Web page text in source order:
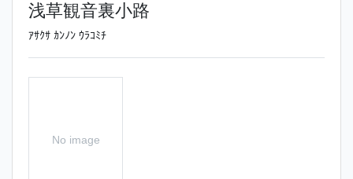
浅草観音裏小路
ｱｻｸｻ ｶﾝﾉﾝ ｳﾗｺﾐﾁ
No image